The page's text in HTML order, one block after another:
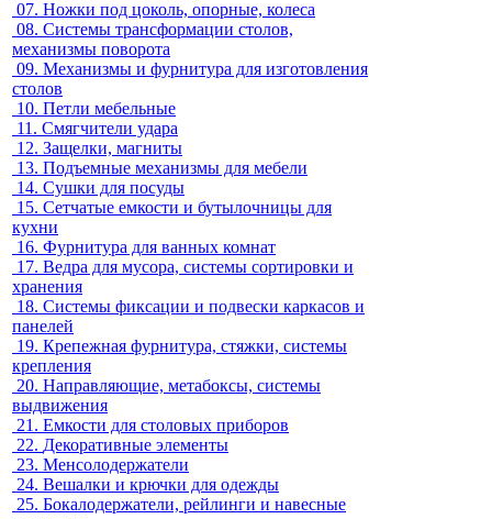
07. Ножки под цоколь, опорные, колеса
08. Системы трансформации столов,
механизмы поворота
09. Механизмы и фурнитура для изготовления
столов
10. Петли мебельные
11. Смягчители удара
12. Защелки, магниты
13. Подъемные механизмы для мебели
14. Сушки для посуды
15. Сетчатые емкости и бутылочницы для
кухни
16. Фурнитура для ванных комнат
17. Ведра для мусора, системы сортировки и
хранения
18. Системы фиксации и подвески каркасов и
панелей
19. Крепежная фурнитура, стяжки, системы
крепления
20. Направляющие, метабоксы, системы
выдвижения
21. Емкости для столовых приборов
22. Декоративные элементы
23. Менсолодержатели
24. Вешалки и крючки для одежды
25. Бокалодержатели, рейлинги и навесные